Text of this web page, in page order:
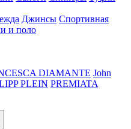
Джинсы Спортивная
и поло
DIAMANTE John
PLEIN PREMIATA